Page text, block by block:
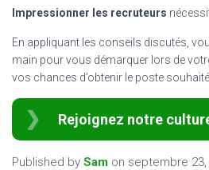
Impressionner les recruteurs
En appliquant les conseils discutés,
main pour vous démarquer lors de
vos chances d’obtenir le poste souhaité.
Rejoignez notre
Published by Sam on septembre 23,